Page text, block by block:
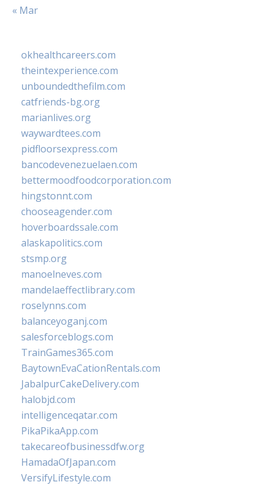
« Mar
okhealthcareers.com
theintexperience.com
unboundedthefilm.com
catfriends-bg.org
marianlives.org
waywardtees.com
pidfloorsexpress.com
bancodevenezuelaen.com
bettermoodfoodcorporation.com
hingstonnt.com
chooseagender.com
hoverboardssale.com
alaskapolitics.com
stsmp.org
manoelneves.com
mandelaeffectlibrary.com
roselynns.com
balanceyoganj.com
salesforceblogs.com
TrainGames365.com
BaytownEvaCationRentals.com
JabalpurCakeDelivery.com
halobjd.com
intelligenceqatar.com
PikaPikaApp.com
takecareofbusinessdfw.org
HamadaOfJapan.com
VersifyLifestyle.com